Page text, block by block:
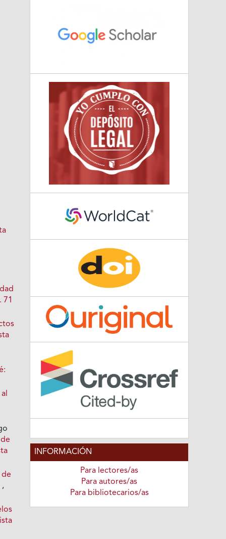
71
de
,
INFORMACIÓN
Para lectores/as
Para autores/as
Para bibliotecarios/as